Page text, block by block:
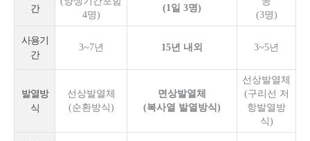
간
4명)
(1일 3명)
(3명)
사용기
간
3~7년 15년 내외 3~5년
발열방
식
선상발열체
(순환방식)
면상발열체
(복사열 발열방식)
선상발열체
(구리선 저
항발열방
식)